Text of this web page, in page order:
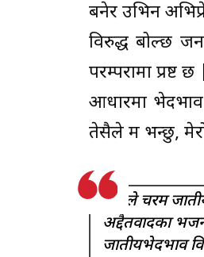
बनेर उभिन
विरुद्ध बोल्छ
परम्परामा
आधारमा
तेसैले म भन्छु, मेरो
जसले चरम
अद्दैतवादका
जातीयभेदभाव